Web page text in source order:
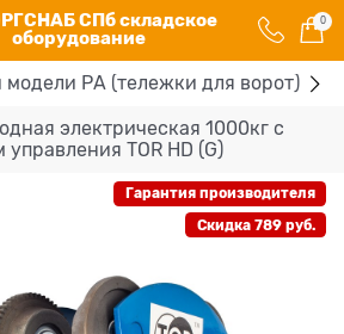
СПб складское
оборудование
0
модели РА (тележки для ворот)
электрическая 1000кг с
управления TOR HD (G)
Гарантия производителя
Скидка 789 руб.